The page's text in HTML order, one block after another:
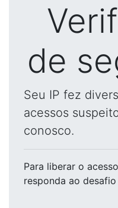
de
Seu IP fez
acessos
conosco.
Para liberar o acesso
responda ao